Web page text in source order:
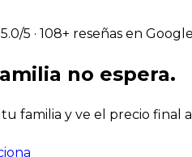
5.0/5 · 108+ reseñas en Google
no espera.
familia y ve el precio final